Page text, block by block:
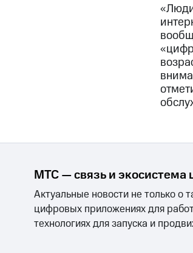
МТС — связь и экосистема
Актуальные новости не только о
цифровых приложениях для
технологиях для запуска и